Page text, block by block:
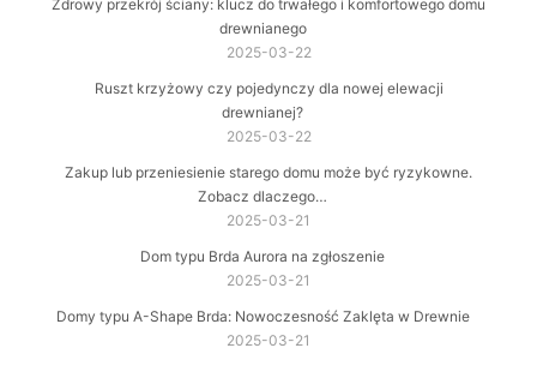
Zdrowy przekrój ściany: klucz do trwałego i komfortowego domu
drewnianego
2025-03-22
Ruszt krzyżowy czy pojedynczy dla nowej elewacji
drewnianej?
2025-03-22
Zakup lub przeniesienie starego domu może być ryzykowne.
Zobacz dlaczego…
2025-03-21
Dom typu Brda Aurora na zgłoszenie
2025-03-21
Domy typu A-Shape Brda: Nowoczesność Zaklęta w Drewnie
2025-03-21